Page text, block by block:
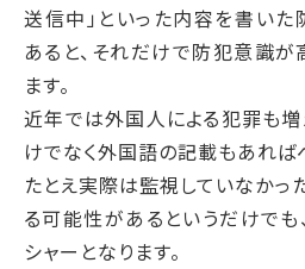
送信中」といった内容を書いた
あると、それだけで防犯意識
ます。
近年では外国人による犯罪も増
けでなく外国語の記載もあれば
たとえ実際は監視していなかっ
る可能性があるというだけでも
シャーとなります。